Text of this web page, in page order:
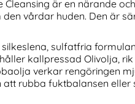
Cleansing är en närande
den vårdar huden. Den är
silkeslena, sulfatfria
kallpressad Olivolja,
verkar rengöringen
att rubba fuktbalansen eller